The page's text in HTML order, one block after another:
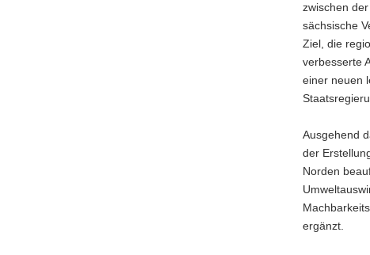
zwischen
sächsische
Ziel, die
verbesserte
einer neuen
Ausgehend
der
Norden
ergänzt.